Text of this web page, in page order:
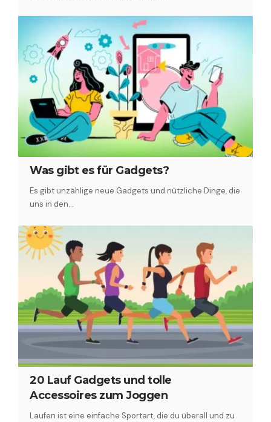
Was gibt es für Gadgets?
Es gibt unzählige neue Gadgets und nützliche Dinge, die
uns in den…
20 Lauf Gadgets und tolle
Accessoires zum Joggen
Laufen ist eine einfache Sportart, die du überall und zu